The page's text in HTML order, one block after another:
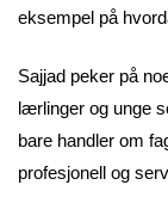
eksempel på
Sajjad peker på
lærlinger og unge
bare handler om
profesjonell og